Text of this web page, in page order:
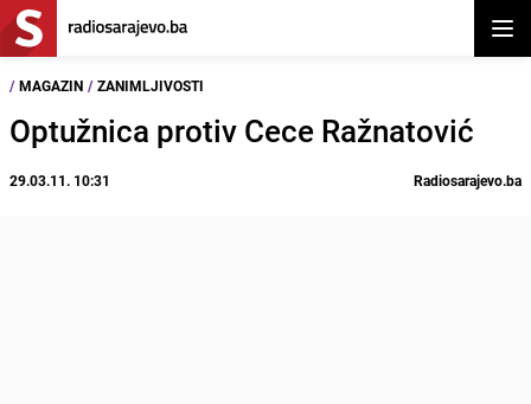
/ MAGAZIN / ZANIMLJIVOSTI
Optužnica protiv Cece Ražnatović
29.03.11. 10:31 Radiosarajevo.ba